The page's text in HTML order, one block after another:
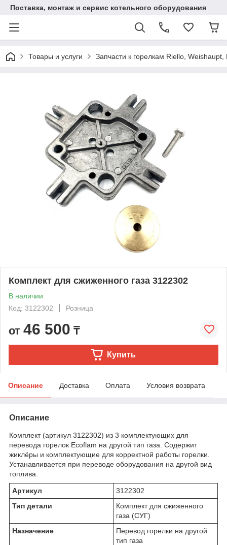
Поставка, монтаж и сервис котельного оборудования
Товары и услуги Запчасти к горелкам Riello,
Комплект для сжиженного газа 3122302
В наличии
Код: 3122302
Розница
от 46 500 ₸
Купить
Описание Доставка Оплата Условия возврата
Описание
Комплект (артикул 3122302) из 3 комплектующих для
перевода горелок Ecoflam на другой тип газа. Содержит
жиклёры и комплектующие для корректной работы горелки.
Устанавливается при переводе оборудования на другой вид
топлива.
Артикул
3122302
Тип детали
Комплект для сжиженного
газа (СУГ)
Назначение
Перевод горелки на другой
тип газа